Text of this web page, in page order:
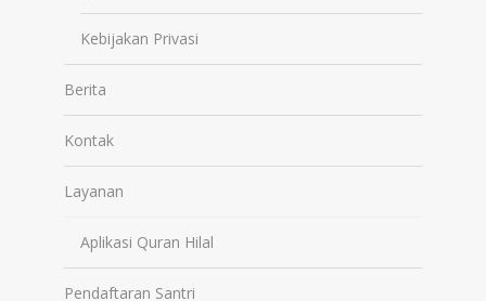
Kebijakan Privasi
Berita
Kontak
Layanan
Aplikasi Quran Hilal
Pendaftaran Santri